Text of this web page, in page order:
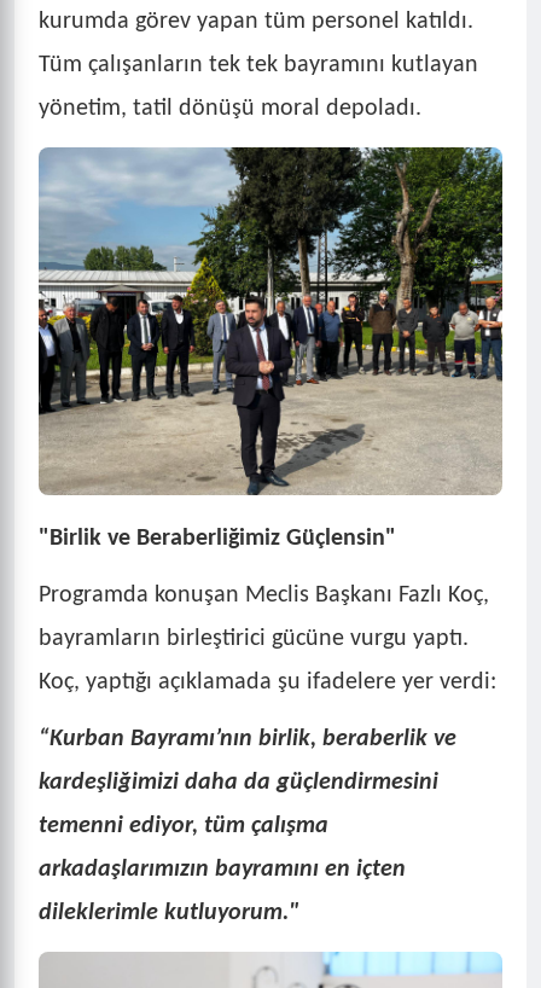
kurumda görev yapan tüm personel katıldı.
Tüm çalışanların tek tek bayramını kutlayan
yönetim, tatil dönüşü moral depoladı.
"Birlik ve Beraberliğimiz Güçlensin"
Programda konuşan Meclis Başkanı Fazlı Koç,
bayramların birleştirici gücüne vurgu yaptı.
Koç, yaptığı açıklamada şu ifadelere yer verdi:
“Kurban Bayramı’nın birlik, beraberlik ve
kardeşliğimizi daha da güçlendirmesini
temenni ediyor, tüm çalışma
arkadaşlarımızın bayramını en içten
dileklerimle kutluyorum."